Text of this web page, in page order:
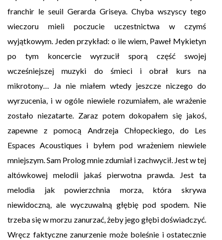
franchir le seuil Gerarda Griseya. Chyba wszyscy tego
wieczoru mieli poczucie uczestnictwa w czymś
wyjątkowym. Jeden przykład: o ile wiem, Paweł Mykietyn
po tym koncercie wyrzucił sporą część swojej
wcześniejszej muzyki do śmieci i obrał kurs na
mikrotony… Ja nie miałem wtedy jeszcze niczego do
wyrzucenia, i w ogóle niewiele rozumiałem, ale wrażenie
zostało niezatarte. Zaraz potem dokopałem się jakoś,
zapewne z pomocą Andrzeja Chłopeckiego, do Les
Espaces Acoustiques i byłem pod wrażeniem niewiele
mniejszym. Sam Prolog mnie zdumiał i zachwycił. Jest w tej
altówkowej melodii jakaś pierwotna prawda. Jest ta
melodia jak powierzchnia morza, która skrywa
niewidoczną, ale wyczuwalną głębię pod spodem. Nie
trzeba się w morzu zanurzać, żeby jego głębi doświadczyć.
Wręcz faktyczne zanurzenie może boleśnie i ostatecznie